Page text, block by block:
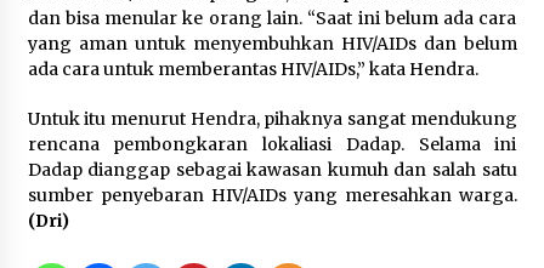
dan bisa menular ke orang lain. “Saat ini belum ada cara
yang aman untuk menyembuhkan HIV/AIDs dan belum
ada cara untuk memberantas HIV/AIDs,” kata Hendra.
Untuk itu menurut Hendra, pihaknya sangat mendukung
rencana pembongkaran lokaliasi Dadap. Selama ini
Dadap dianggap sebagai kawasan kumuh dan salah satu
sumber penyebaran HIV/AIDs yang meresahkan warga.
(Dri)